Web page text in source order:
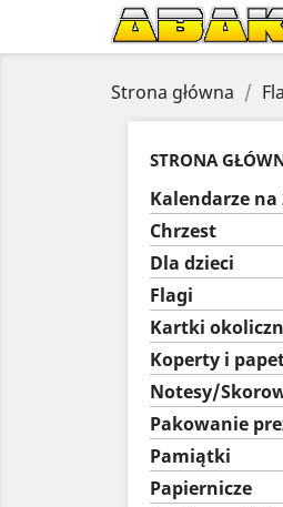
Strona główna
STRONA
Kalendarze na
Chrzest
Dla dzieci
Flagi
Kartki
Koperty i
Notesy/
Pakowanie
Pamiątki
Papiernicze